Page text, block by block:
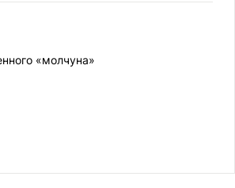
«молчуна»